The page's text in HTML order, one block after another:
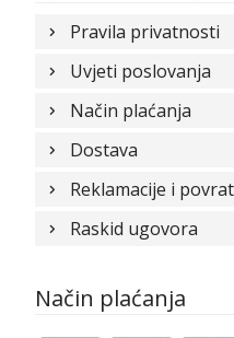
Pravila privatnosti
Uvjeti poslovanja
Način plaćanja
Dostava
Reklamacije i povrat
Raskid ugovora
Način plaćanja